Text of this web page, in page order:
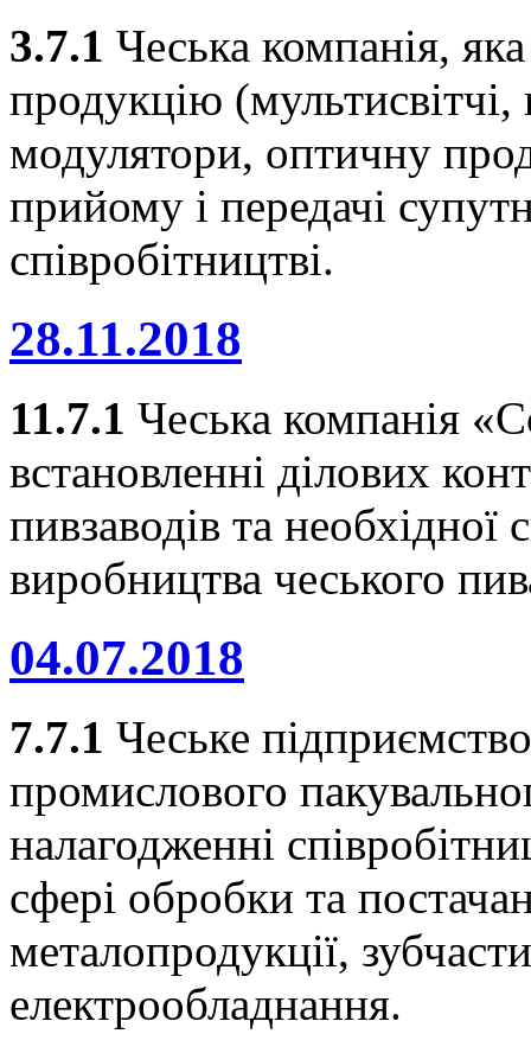
3.7.1 Чеська компанія,
продукцію (мультисвітчі,
модулятори, оптичну
прийому і передачі
співробітництві.
28.11.2018
11.7.1 Чеська компанія
встановленні ділових
пивзаводів та
виробництва чеського
04.07.2018
7.7.1 Чеське
промислового
налагодженні
сфері обробки та
металопродукції,
електрообладнання.